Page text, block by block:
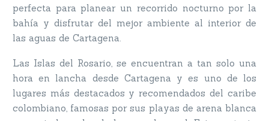
perfecta para planear un recorrido nocturno por la
bahía y disfrutar del mejor ambiente al interior de
las aguas de Cartagena.
Las Islas del Rosario, se encuentran a tan solo una
hora en lancha desde Cartagena y es uno de los
lugares más destacados y recomendados del caribe
colombiano, famosas por sus playas de arena blanca